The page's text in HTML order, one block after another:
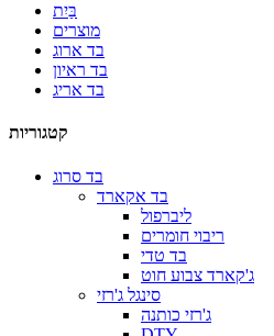
בַּיִת
מוצרים
בד ארוג
בד ראיון
בד אריג
קטגוריות
בד סרוג
בד אקארד
ליברפול
ריבוי חומרים
בד טדי
ג'קארד צבוע חוט
סינגל ג'רזי
ג'רזי כותנה